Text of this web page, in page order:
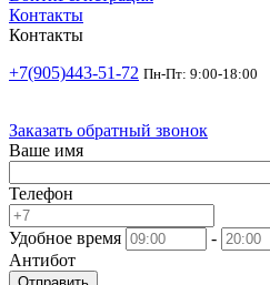
Контакты
Контакты
+7(905)443-51-72 Пн-Пт: 9:00-18:00
Заказать обратный звонок
Ваше имя
Телефон
Удобное время
-
Антибот